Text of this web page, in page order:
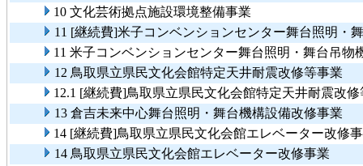
10 文化芸術拠点施設環境整備事業
11 [継続費]米子コンベンションセンター舞台照明・
11 米子コンベンションセンター舞台照明・舞台吊物
12 鳥取県立県民文化会館特定天井耐震改修等事業
12.1 [継続費]鳥取県立県民文化会館特定天井耐震改修
13 倉吉未来中心舞台照明・舞台機構設備改修事業
14 [継続費]鳥取県立県民文化会館エレベーター改修
14 鳥取県立県民文化会館エレベーター改修事業